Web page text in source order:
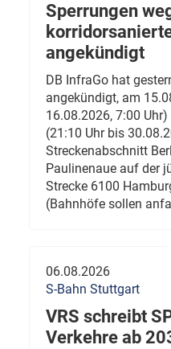
Sperrungen
angekündigt
DB InfraGo hat
angekündigt, am
16.08.2026, 7:00
(21:10 Uhr bis
Streckenabschnitt
Paulinenaue auf der
Strecke 6100
(Bahnhöfe sollen
06.08.2026
S-Bahn Stuttgart
VRS schreibt
Verkehre ab